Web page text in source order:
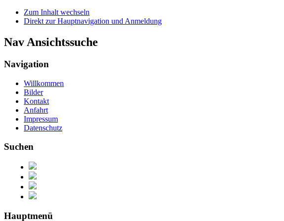
Zum Inhalt wechseln
Direkt zur Hauptnavigation und Anmeldung
Nav Ansichtssuche
Navigation
Willkommen
Bilder
Kontakt
Anfahrt
Impressum
Datenschutz
Suchen
Hauptmenü